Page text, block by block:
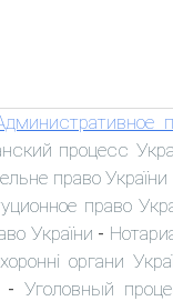
процесс
право України
право
України -
органи
-Уголовный